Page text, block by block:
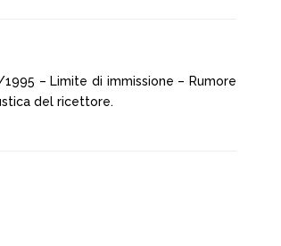
– Limite di immissione – Rumore
del ricettore.